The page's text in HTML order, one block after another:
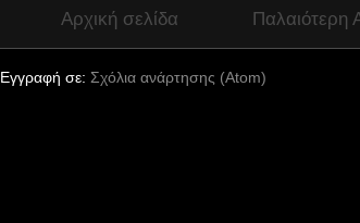
Παλαιότερη
Αρχική σελίδα
Εγγραφή σε: Σχόλια ανάρτησης (Atom)